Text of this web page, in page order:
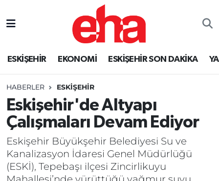
ESKİŞEHİR EKONOMİ ESKİŞEHİR SON DAKİKA
HABERLER ESKİŞEHİR
Eskişehir'de Altyapı
Çalışmaları Devam Ediyor
Eskişehir Büyükşehir Belediyesi Su ve
Kanalizasyon İdaresi Genel Müdürlüğü
(ESKİ), Tepebaşı ilçesi Zincirlikuyu